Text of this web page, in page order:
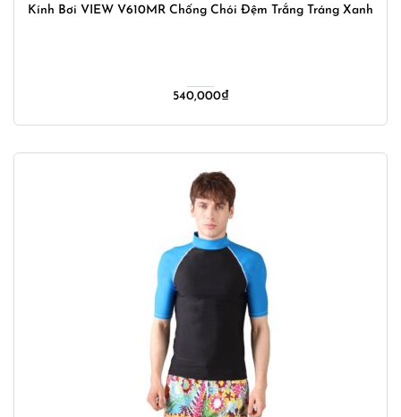
Kính Bơi VIEW V610MR Chống Chói Đệm Trắng Tráng Xanh
540,000₫